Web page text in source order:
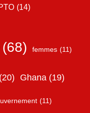
(14)
(68) femmes (11)
(20) Ghana (19)
(11)